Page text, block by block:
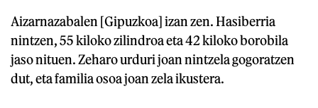
Aizarnazabalen [Gipuzkoa] izan zen. Hasiberria
nintzen, 55 kiloko zilindroa eta 42 kiloko borobila
jaso nituen. Zeharo urduri joan nintzela gogoratzen
dut, eta familia osoa joan zela ikustera.